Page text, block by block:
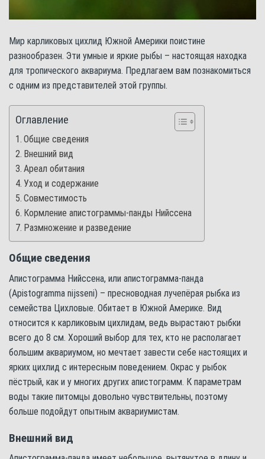
Мир карликовых цихлид Южной Америки поистине
разнообразен. Эти умные и яркие рыбы – настоящая находка
для тропического аквариума. Предлагаем вам познакомиться
с одним из представителей этой группы.
Оглавление
Общие сведения
Внешний вид
Ареал обитания
Уход и содержание
Совместимость
Кормление апистограммы-панды Нийссена
Размножение и разведение
Общие сведения
Апистограмма Нийссена, или апистограмма-панда
(Apistogramma nijsseni) – пресноводная лучепёрая рыбка из
семейства Цихловые. Обитает в Южной Америке. Вид
относится к карликовым цихлидам, ведь вырастают рыбки
всего до 8 см. Хороший выбор для тех, кто не располагает
большим аквариумом, но мечтает завести себе настоящих и
ярких цихлид с интересным поведением. Окрас у рыбок
пёстрый, как и у многих других апистограмм. К параметрам
воды такие питомцы довольно чувствительны, поэтому
больше подойдут опытным аквариумистам.
Внешний вид